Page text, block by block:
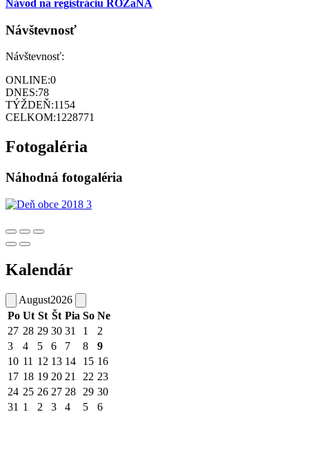
Návod na registráciu ROZaNA
Návštevnosť
Návštevnosť:
ONLINE:0
DNES:78
TÝŽDEŇ:1154
CELKOM:1228771
Fotogaléria
Náhodná fotogaléria
Kalendár
August2026
Po Ut St Št Pia So Ne
27 28 29 30 31 1
2
3
4 5 6 7 8
9
10 11 12 13 14 15 16
17 18 19 20 21 22 23
24 25 26 27 28 29 30
31 1 2 3 4 5 6